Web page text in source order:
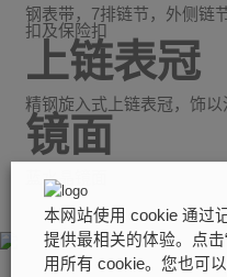
钢表带，7排链节，外侧链
扣及保险扣
上链表冠
精钢旋入式上链表冠，饰
镜面
蓝水晶镜面
本网站使用 cookie 通过
提供最相关的体验。点
用所有 cookie。您也可